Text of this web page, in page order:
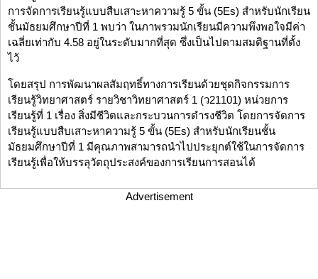
การจัดการเรียนรู้แบบสืบเสาะหาความรู้ 5 ขั้น (5Es) สำหรับนักเรียน
ชั้นมัธยมศึกษาปีที่ 1 พบว่า ในภาพรวมนักเรียนมีความพึงพอใจมีค่า
เฉลี่ยเท่ากับ 4.58 อยู่ในระดับมากที่สุด ซึ่งเป็นไปตามสมติฐานที่ตั้ง
ไว้
โดยสรุป การพัฒนาผลสัมฤทธิ์ทางการเรียนด้วยชุดกิจกรรมการ
เรียนรู้วิทยาศาสตร์ รายวิชาวิทยาศาสตร์ 1 (ว21101) หน่วยการ
เรียนรู้ที่ 1 เรื่อง สิ่งมีชีวิตและกระบวนการดำรงชีวิต โดยการจัดการ
เรียนรู้แบบสืบเสาะหาความรู้ 5 ขั้น (5Es) สำหรับนักเรียนชั้น
มัธยมศึกษาปีที่ 1 มีคุณภาพสามารถนำไปประยุกต์ใช้ในการจัดการ
เรียนรู้เพื่อให้บรรลุวัตถุประสงค์ของการเรียนการสอนได้
Advertisement